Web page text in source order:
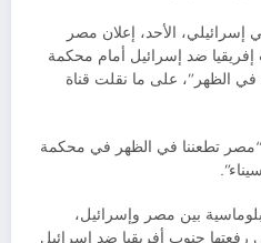
الأحد، إعلان مصر
ضد إسرائيل أمام محكمة
في الظهر”، على ما نقلت قناة
“مصر تطعننا في الظهر في محكمة
بين مصر وإسرائيل،
رفعتها جنوب أفريقيا ضد إسرائيل